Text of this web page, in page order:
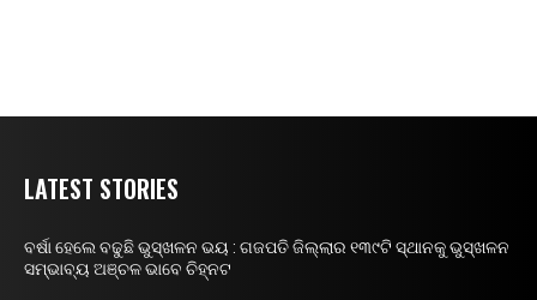
LATEST STORIES
ବର୍ଷା ହେଲେ ବଢୁଛି ଭୁସ୍ଖଳନ ଭୟ : ଗଜପତି ଜିଲ୍ଲାର ୧୩୯ଟି ସ୍ଥାନକୁ ଭୁସ୍ଖଳନ
ସମ୍ଭାବ୍ୟ ଅଞ୍ଚଳ ଭାବେ ଚିହ୍ନଟ